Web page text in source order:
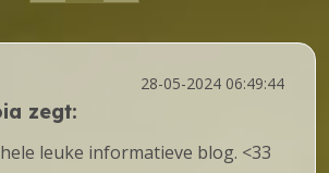
28-05-2024 06:49:44
zegt:
leuke informatieve blog. <33